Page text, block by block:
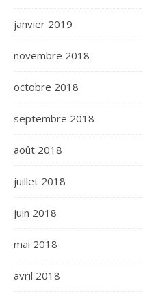
janvier 2019
novembre 2018
octobre 2018
septembre 2018
août 2018
juillet 2018
juin 2018
mai 2018
avril 2018